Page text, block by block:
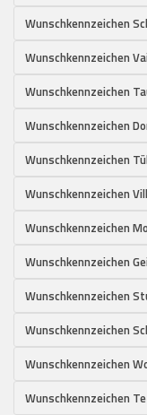
Wunschkennzeichen
Wunschkennzeichen
Wunschkennzeichen
Wunschkennzeichen
Wunschkennzeichen
Wunschkennzeichen
Wunschkennzeichen
Wunschkennzeichen
Wunschkennzeichen
Wunschkennzeichen
Wunschkennzeichen
Wunschkennzeichen